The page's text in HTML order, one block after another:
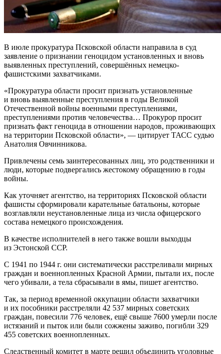
В июле прокуратура Псковской области направила в суд
заявление о признании геноцидом установленных и вновь
выявленных преступлений, совершённых немецко-
фашистскими захватчиками.
«Прокуратура области просит признать установленные
и вновь выявленные преступления в годы Великой
Отечественной войны военными преступлениями,
преступлениями против человечества… Прокурор просит
признать факт геноцида в отношении народов, проживающих
на территории Псковской области», — цитирует ТАСС судью
Анатолия Овчинникова.
Привлечены семь заинтересованных лиц, это родственники и
люди, которые подвергались жестокому обращению в годы
войны.
Как уточняет агентство, на территориях Псковской области
фашисты сформировали карательные батальоны, которые
возглавляли неустановленные лица из числа офицерского
состава немецкого происхождения.
В качестве исполнителей в него также вошли выходцы
из Эстонской ССР.
С 1941 по 1944 г. они систематически расстреливали мирных
граждан и военнопленных Красной Армии, пытали их, после
чего убивали, а тела сбрасывали в ямы, пишет агентство.
Так, за период временной оккупации области захватчики
и их пособники расстреляли 42 537 мирных советских
граждан, повесили 776 человек, ещё свыше 7600 умерли после
истязаний и пыток или были сожжены заживо, погибли 329
455 советских военнопленных.
Следственный комитет в марте решил объединить уголовные